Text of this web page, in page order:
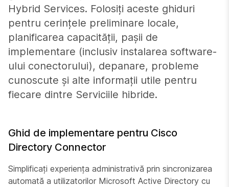
Hybrid Services. Folosiți aceste ghiduri
pentru cerințele preliminare locale,
planificarea capacității, pașii de
implementare (inclusiv instalarea software-
ului conectorului), depanare, probleme
cunoscute și alte informații utile pentru
fiecare dintre Serviciile hibride.
Ghid de implementare pentru Cisco
Directory Connector
Simplificați experiența administrativă prin sincronizarea
automată a utilizatorilor Microsoft Active Directory cu